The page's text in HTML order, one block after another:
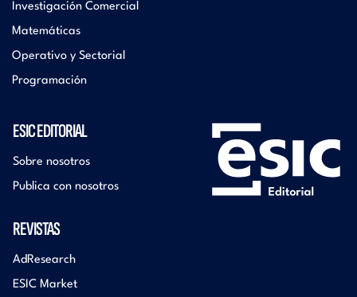
Investigación Comercial
Matemáticas
Operativo y Sectorial
Programación
ESIC EDITORIAL
Sobre nosotros
Publica con nosotros
REVISTAS
AdResearch
ESIC Market